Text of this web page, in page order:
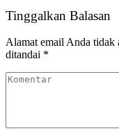
Tinggalkan Balasan
Alamat email Anda tidak
ditandai *